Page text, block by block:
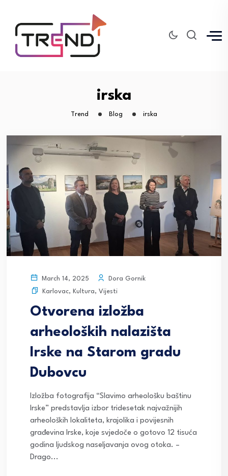
irska
Trend Blog irska
March 14, 2025
Dora Gornik
Karlovac, Kultura, Vijesti
Otvorena izložba
arheoloških nalazišta
Irske na Starom gradu
Dubovcu
Izložba fotografija “Slavimo arheološku baštinu
Irske” predstavlja izbor tridesetak najvažnijih
arheoloških lokaliteta, krajolika i povijesnih
građevina Irske, koje svjedoče o gotovo 12 tisuća
godina ljudskog naseljavanja ovog otoka. –
Drago...